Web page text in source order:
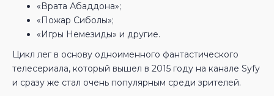
«Врата Абаддона»;
«Пожар Сиболы»;
«Игры Немезиды» и другие.
Цикл лег в основу одноименного фантастического
телесериала, который вышел в 2015 году на канале Syfy
и сразу же стал очень популярным среди зрителей.